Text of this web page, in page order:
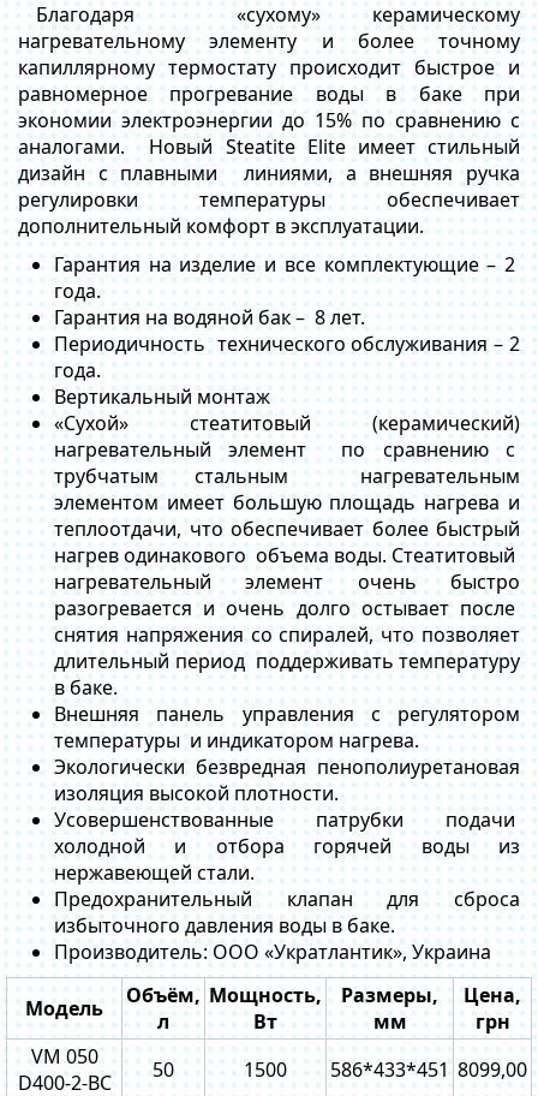
Благодаря «сухому» керамическому
нагревательному элементу и более точному
капиллярному термостату происходит быстрое и
равномерное прогревание воды в баке при
экономии электроэнергии до 15% по сравнению с
аналогами. Новый Steatite Elite имеет стильный
дизайн с плавными линиями, а внешняя ручка
регулировки температуры обеспечивает
дополнительный комфорт в эксплуатации.
Гарантия на изделие и все комплектующие – 2
года.
Гарантия на водяной бак – 8 лет.
Периодичность технического обслуживания – 2
года.
Вертикальный монтаж
«Сухой» стеатитовый (керамический)
нагревательный элемент по сравнению с
трубчатым стальным нагревательным
элементом имеет большую площадь нагрева и
теплоотдачи, что обеспечивает более быстрый
нагрев одинакового объема воды. Стеатитовый
нагревательный элемент очень быстро
разогревается и очень долго остывает после
снятия напряжения со спиралей, что позволяет
длительный период поддерживать температуру
в баке.
Внешняя панель управления с регулятором
температуры и индикатором нагрева.
Экологически безвредная пенополиуретановая
изоляция высокой плотности.
Усовершенствованные патрубки подачи
холодной и отбора горячей воды из
нержавеющей стали.
Предохранительный клапан для сброса
избыточного давления воды в баке.
Производитель: ООО «Укратлантик», Украина
Модель
Объём,
л
Мощность,
Вт
Размеры,
мм
Цена,
грн
VM 050
D400-2-BC
50 1500 586*433*451 8099,00